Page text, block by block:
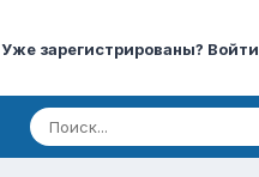
Уже зарегистрированы? Войти